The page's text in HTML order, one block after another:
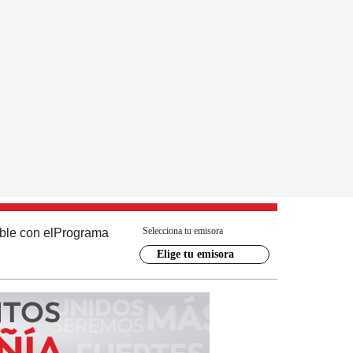
con el Programa Selecciona tu emisora
Elige tu emisora